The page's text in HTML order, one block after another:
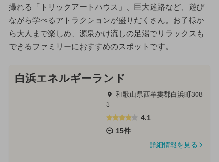
撮れる「トリックアートハウス」、巨大迷路など、遊び
ながら学べるアトラクションが盛りだくさん。お子様か
ら大人まで楽しめ、源泉かけ流しの足湯でリラックスも
できるファミリーにおすすめのスポットです。
白浜エネルギーランド
和歌山県西牟婁郡白浜町308
3
4.1
15件
詳細情報を見る